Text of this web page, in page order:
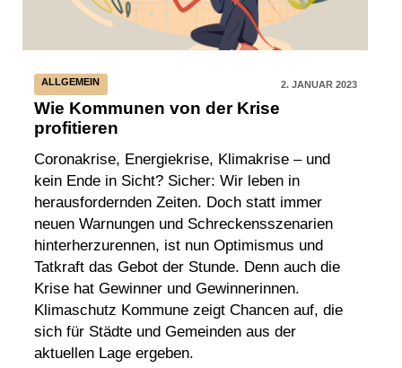
ALLGEMEIN 2. JANUAR 2023
Wie Kommunen von der Krise
profitieren
Coronakrise, Energiekrise, Klimakrise ­– und
kein Ende in Sicht? Sicher: Wir leben in
herausfordernden Zeiten. Doch statt immer
neuen Warnungen und Schreckensszenarien
hinterherzurennen, ist nun Optimismus und
Tatkraft das Gebot der Stunde. Denn auch die
Krise hat Gewinner und Gewinnerinnen.
Klimaschutz Kommune zeigt Chancen auf, die
sich für Städte und Gemeinden aus der
aktuellen Lage ergeben.